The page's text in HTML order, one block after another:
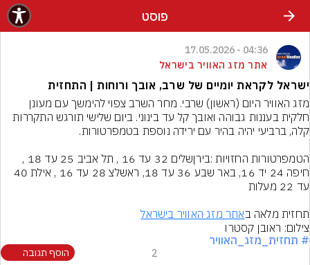
פוסט
04:36 - 17.05.2026
אתר מזג האוויר בישראל
ישראל לקראת יומיים של שרב, אובך ורוחות | התחזית
חלקית בעננות גבוהה ואובך קל עד בינוני. ביום שלישי תורגש התקררות
תחזית מלאה באתר מזג האוויר בישראל
צילום: ראובן קסטרו
# תחזית_מזג_האוויר
2 הוסף תגובה